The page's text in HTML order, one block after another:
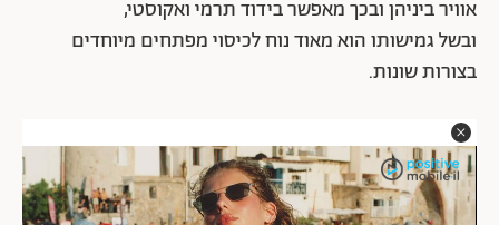
אוויר ביניהן ובכך מאפשר בידוד תרמי ואקוסטי,
ובשל גמישותו הוא מאוד נוח לכיסוי מפתחים מיוחדים
בצורות שונות.